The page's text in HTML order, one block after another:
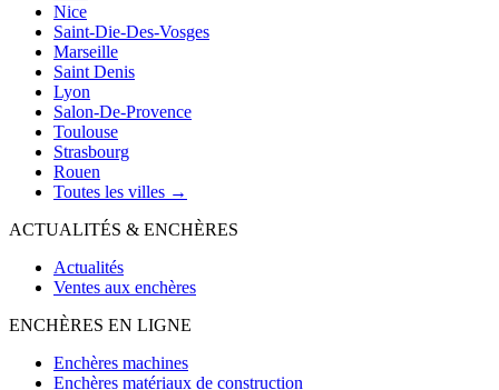
Nice
Saint-Die-Des-Vosges
Marseille
Saint Denis
Lyon
Salon-De-Provence
Toulouse
Strasbourg
Rouen
Toutes les villes →
ACTUALITÉS & ENCHÈRES
Actualités
Ventes aux enchères
ENCHÈRES EN LIGNE
Enchères machines
Enchères matériaux de construction